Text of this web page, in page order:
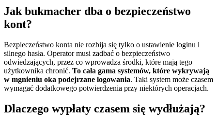
Jak bukmacher dba o bezpieczeństwo
kont?
Bezpieczeństwo konta nie rozbija się tylko o ustawienie loginu i
silnego hasła. Operator musi zadbać o bezpieczeństwo
odwiedzających, przez co wprowadza środki, które mają tego
użytkownika chronić. To cała gama systemów, które wykrywają
w mgnieniu oka podejrzane logowania. Taki system może czasem
wymagać dodatkowego potwierdzenia przy niektórych operacjach.
Dlaczego wypłaty czasem się wydłużają?